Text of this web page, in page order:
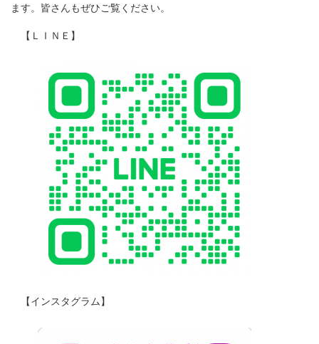
ます。皆さんもぜひご覧ください。
【ＬＩＮＥ】
【インスタグラム】